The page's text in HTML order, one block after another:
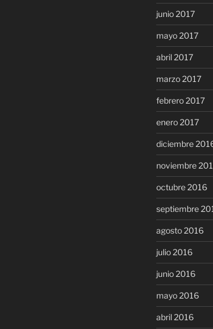
junio 2017
mayo 2017
abril 2017
marzo 2017
febrero 2017
enero 2017
diciembre
noviembre
octubre 2016
septiembre
agosto 2016
julio 2016
junio 2016
mayo 2016
abril 2016